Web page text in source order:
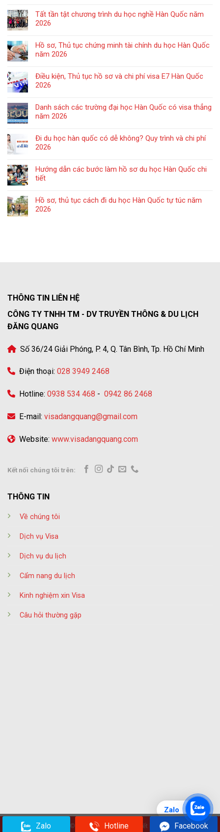
Tất tần tật chương trình du học nghề Hàn Quốc năm
2026
Hồ sơ, Thủ tục chứng minh tài chính du học Hàn Quốc
năm 2026
Điều kiện, Thủ tục hồ sơ và chi phí visa E7 Hàn Quốc
2026
Danh sách các trường đại học Hàn Quốc có visa thẳng
năm 2026
Đi du học hàn quốc có dễ không? Quy trình và chi phí
2026
Hướng dẫn các bước làm hồ sơ du học Hàn Quốc chi
tiết
Hồ sơ, thủ tục cách đi du học Hàn Quốc tự túc năm
2026
THÔNG TIN LIÊN HỆ
CÔNG TY TNHH TM - DV TRUYỀN THÔNG & DU LỊCH
ĐĂNG QUANG
Số 36/24 Giải Phóng, P. 4, Q. Tân Bình, Tp. Hồ Chí Minh
Điện thoại: 028 3949 2468
Hotline: 0938 534 468 - 0942 86 2468
E-mail: visadangquang@gmail.com
Website: www.visadangquang.com
Kết nối chúng tôi trên:
THÔNG TIN
Về chúng tôi
Dịch vụ Visa
Dịch vụ du lịch
Cẩm nang du lịch
Kinh nghiệm xin Visa
Câu hỏi thường gặp
Copyright 2026 © Visa Đăng Quang - Thiết kế web: BALICO
Zalo
Zalo Hotline Facebook